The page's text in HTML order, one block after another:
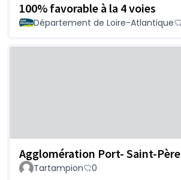
100% favorable à la 4 voies
Département de Loire-Atlantique
Agglomération Port- Saint-Père
Tartampion 0